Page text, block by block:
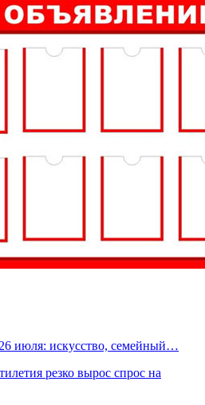
июля: искусство, семейный…
резко вырос спрос на